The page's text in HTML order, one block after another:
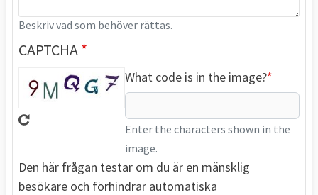
Beskriv vad som behöver rättas.
CAPTCHA
What code is in the image?
Enter the characters shown in the
image.
Den här frågan testar om du är en mänsklig
besökare och förhindrar automatiska